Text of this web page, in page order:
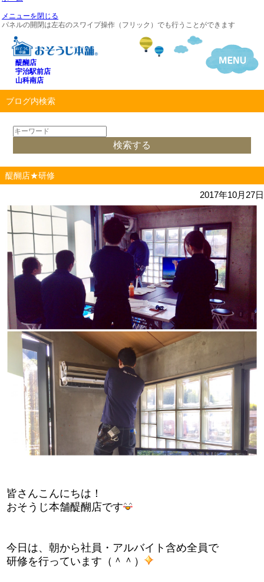
メニューを閉じる
パネルの開閉は左右のスワイプ操作（フリック）でも行うことができます
醍醐店
宇治駅前店
山科南店
ブログ内検索
醍醐店★研修
2017年10月27日
皆さんこんにちは！
おそうじ本舗醍醐店です
今日は、朝から社員・アルバイト含め全員で
研修を行っています（＾＾）